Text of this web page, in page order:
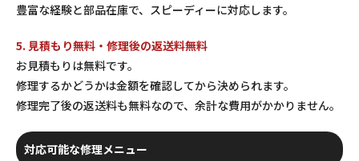
豊富な経験と部品在庫で、スピーディーに対応します。
5. 見積もり無料・修理後の返送料無料
お見積もりは無料です。
修理するかどうかは金額を確認してから決められます。
修理完了後の返送料も無料なので、余計な費用がかかりません。
対応可能な修理メニュー